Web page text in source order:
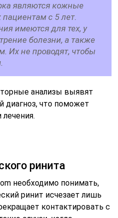
являются кожные
с 5 лет.
имеются для тех, у
болезни, а также
не проводят, чтобы
анализы выявят
диагноз, что поможет
ринита
необходимо понимать,
ринит исчезает лишь
контактировать с